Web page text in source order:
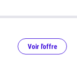
Voir l'offre